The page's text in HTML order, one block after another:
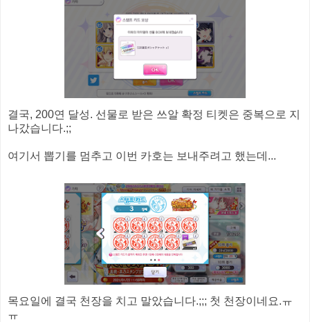
결국, 200연 달성. 선물로 받은 쓰알 확정 티켓은 중복으로 지
나갔습니다.;;
여기서 뽑기를 멈추고 이번 카호는 보내주려고 했는데...
목요일에 결국 천장을 치고 말았습니다.;;; 첫 천장이네요.ㅠ
ㅠ